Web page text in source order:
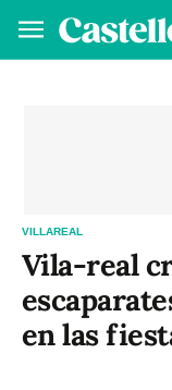
VILLAREAL
Vila-real
en las